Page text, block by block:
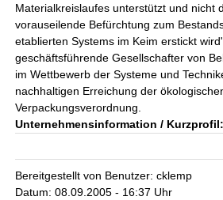
Materialkreislaufes unterstützt und nicht
vorauseilende Befürchtung zum
etablierten Systems im Keim erstickt
geschäftsführende Gesellschafter von
im Wettbewerb der Systeme und
nachhaltigen Erreichung der
Verpackungsverordnung.
Unternehmensinformation / Kurzprofil:
Bereitgestellt von Benutzer: cklemp
Datum: 08.09.2005 - 16:37 Uhr